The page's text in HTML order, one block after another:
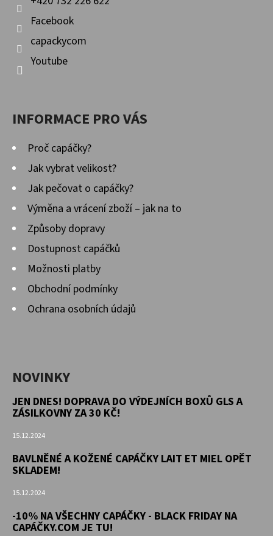
Facebook
capackycom
Youtube
INFORMACE PRO VÁS
Proč capáčky?
Jak vybrat velikost?
Jak pečovat o capáčky?
Výměna a vrácení zboží – jak na to
Způsoby dopravy
Dostupnost capáčků
Možnosti platby
Obchodní podmínky
Ochrana osobních údajů
NOVINKY
JEN DNES! DOPRAVA DO VÝDEJNÍCH BOXŮ GLS A
ZÁSILKOVNY ZA 30 KČ!
15.12.2024
BAVLNĚNÉ A KOŽENÉ CAPÁČKY LAIT ET MIEL OPĚT
SKLADEM!
15.12.2024
-10% NA VŠECHNY CAPÁČKY - BLACK FRIDAY NA
CAPÁČKY.COM JE TU!